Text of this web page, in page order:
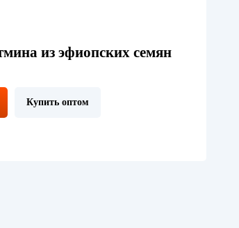
из эфиопских семян
Купить оптом